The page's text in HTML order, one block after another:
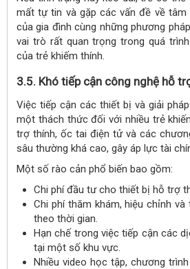
mất tự tin và gặp các vấn đề về tâm
của gia đình cùng những phương
vai trò rất quan trọng trong quá
của trẻ khiếm thính.
3.5. Khó tiếp cận công nghệ hỗ
Việc tiếp cận các thiết bị và giải
một thách thức đối với nhiều trẻ
trợ thính, ốc tai điện tử và các
sâu thường khá cao, gây áp lực tài
Một số rào cản phổ biến bao gồm:
Chi phí đầu tư cho thiết bị hỗ trợ
Chi phí thăm khám, hiệu chỉnh
theo thời gian.
Hạn chế trong việc tiếp cận các
tại một số khu vực.
Nhiều video học tập, chương